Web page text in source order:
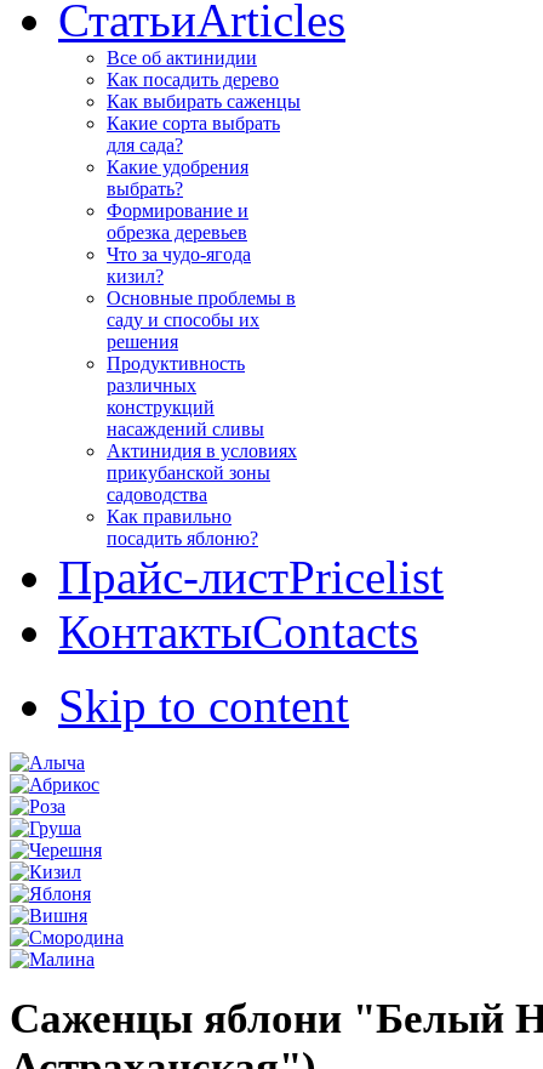
СтатьиArticles
Все об актинидии
Как посадить дерево
Как выбирать саженцы
Какие сорта выбрать
для сада?
Какие удобрения
выбрать?
Формирование и
обрезка деревьев
Что за чудо-ягода
кизил?
Основные проблемы в
саду и способы их
решения
Продуктивность
различных
конструкций
насаждений сливы
Актинидия в условиях
прикубанской зоны
садоводства
Как правильно
посадить яблоню?
Прайс-листPricelist
КонтактыContacts
Skip to content
Саженцы яблони "Белый